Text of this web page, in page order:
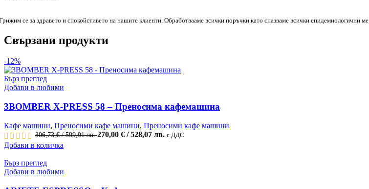
се за здравето и спокойстивето на нашите клиенти. Обработвааме всички поръчки като спазваме всички епидемиологични
Свързани продукти
-12%
Бърз преглед
Добави в любими
3BOMBER X-PRESS 58 – Преносима кафемашина
Кафе машини, Преносими кафе машини, Преносими кафе машини
306,73€/ 599,91 лв.Original
270,00 € / 528,07 лв. Текущата
с ДДС
Добави в количка
Бърз преглед
Добави в любими